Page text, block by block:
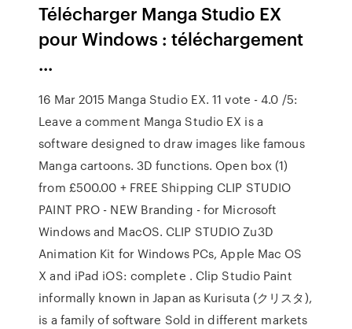
Télécharger Manga Studio EX
pour Windows : téléchargement
...
16 Mar 2015 Manga Studio EX. 11 vote - 4.0 /5:
Leave a comment Manga Studio EX is a
software designed to draw images like famous
Manga cartoons. 3D functions. Open box (1)
from £500.00 + FREE Shipping CLIP STUDIO
PAINT PRO - NEW Branding - for Microsoft
Windows and MacOS. CLIP STUDIO Zu3D
Animation Kit for Windows PCs, Apple Mac OS
X and iPad iOS: complete . Clip Studio Paint
informally known in Japan as Kurisuta (クリスタ),
is a family of software Sold in different markets